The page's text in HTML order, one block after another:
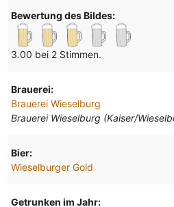
Bewertung des Bildes:
3.00 bei 2 Stimmen.
Brauerei:
Brauerei Wieselburg
Brauerei Wieselburg (Kaiser/
Bier:
Wieselburger Gold
Getrunken im Jahr: